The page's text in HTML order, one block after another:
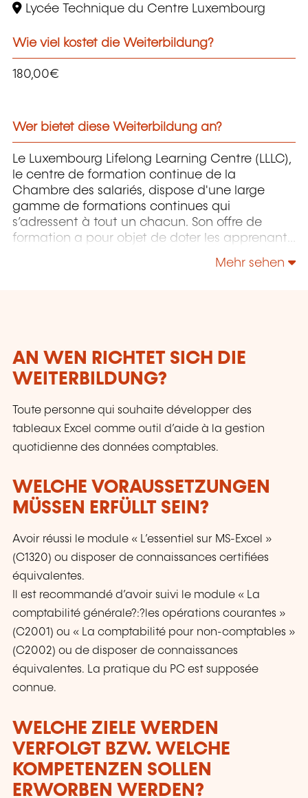
Lycée Technique du Centre Luxembourg
Wie viel kostet die Weiterbildung?
180,00€
Wer bietet diese Weiterbildung an?
Le Luxembourg Lifelong Learning Centre (LLLC),
le centre de formation continue de la
Chambre des salariés, dispose d'une large
gamme de formations continues qui
s’adressent à tout un chacun. Son offre de
formation a pour objet de doter les apprenants
pour autant que possible du savoir-faire
approprié pour maîtriser un environnement de
panoplie importante de formations: des cours
du soir; des séminaires, qui peuvent être
adaptés sur mesure selon les besoins des
formations spécialisées; des formations pour
seniors; des certifications professionnelles.
Mehr sehen
AN WEN RICHTET SICH DIE
WEITERBILDUNG?
Toute personne qui souhaite développer des
tableaux Excel comme outil d’aide à la gestion
quotidienne des données comptables.
WELCHE VORAUSSETZUNGEN
MÜSSEN ERFÜLLT SEIN?
Avoir réussi le module « L’essentiel sur MS-Excel »
(C1320) ou disposer de connaissances certifiées
équivalentes.
Il est recommandé d’avoir suivi le module « La
comptabilité générale?:?les opérations courantes »
(C2001) ou « La comptabilité pour non-comptables »
(C2002) ou de disposer de connaissances
équivalentes. La pratique du PC est supposée
connue.
WELCHE ZIELE WERDEN
VERFOLGT BZW. WELCHE
KOMPETENZEN SOLLEN
ERWORBEN WERDEN?